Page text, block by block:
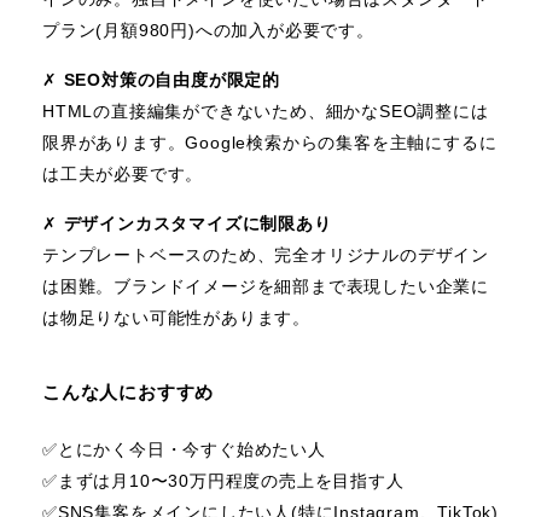
プラン(月額980円)への加入が必要です。
✗ SEO対策の自由度が限定的
HTMLの直接編集ができないため、細かなSEO調整には
限界があります。Google検索からの集客を主軸にするに
は工夫が必要です。
✗ デザインカスタマイズに制限あり
テンプレートベースのため、完全オリジナルのデザイン
は困難。ブランドイメージを細部まで表現したい企業に
は物足りない可能性があります。
こんな人におすすめ
✅️とにかく今日・今すぐ始めたい人
✅️まずは月10〜30万円程度の売上を目指す人
✅️SNS集客をメインにしたい人(特にInstagram、TikTok)